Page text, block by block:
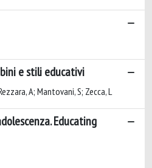
e stili educativi
A; Mantovani, S; Zecca, L
Educating